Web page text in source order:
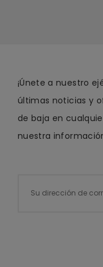
¡Únete a nuestro
últimas noticias y
de baja en
nuestra